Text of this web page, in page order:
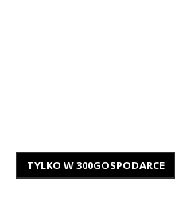
TYLKO W 300GOSPODARCE